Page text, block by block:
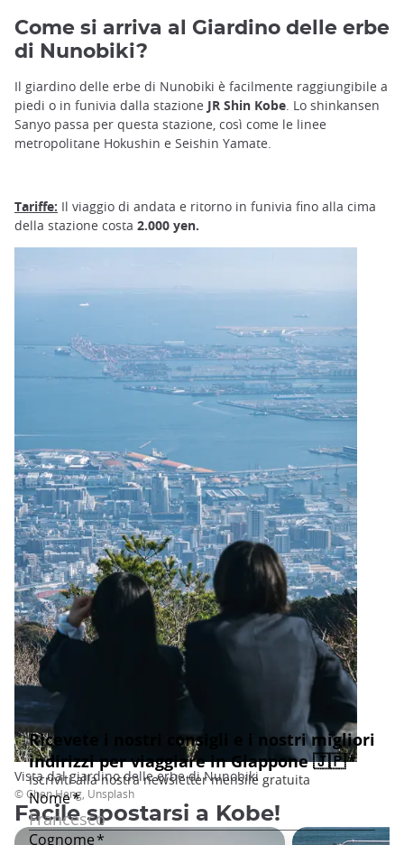
Come si arriva al Giardino delle erbe
di Nunobiki?
Il giardino delle erbe di Nunobiki è facilmente raggiungibile a
piedi o in funivia dalla stazione JR Shin Kobe. Lo shinkansen
Sanyo passa per questa stazione, così come le linee
metropolitane Hokushin e Seishin Yamate.
Tariffe: Il viaggio di andata e ritorno in funivia fino alla cima
della stazione costa 2.000 yen.
Vista dal giardino delle erbe di Nunobiki
© Chen Heng, Unsplash
Facile spostarsi a Kobe!